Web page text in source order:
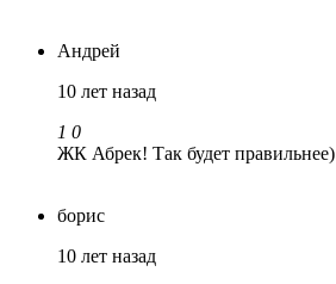
Андрей
10 лет назад
1 0
ЖК Абрек! Так будет правильнее)
борис
10 лет назад